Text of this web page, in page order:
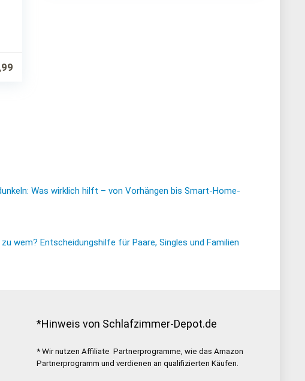
Was wirklich hilft – von Vorhängen bis Smart-Home-
wem? Entscheidungshilfe für Paare, Singles und Familien
*Hinweis von Schlafzimmer-Depot.de
* Wir nutzen Affiliate Partnerprogramme, wie das Amazon
Partnerprogramm und verdienen an qualifizierten Käufen.